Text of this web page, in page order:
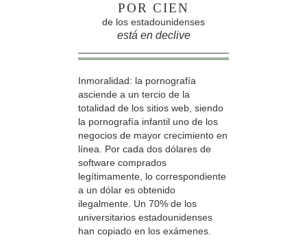
POR CIEN
de los estadounidenses
está en declive
Inmoralidad: la pornografía
asciende a un tercio de la
totalidad de los sitios web, siendo
la pornografía infantil uno de los
negocios de mayor crecimiento en
línea. Por cada dos dólares de
software comprados
legítimamente, lo correspondiente
a un dólar es obtenido
ilegalmente. Un 70% de los
universitarios estadounidenses
han copiado en los exámenes.